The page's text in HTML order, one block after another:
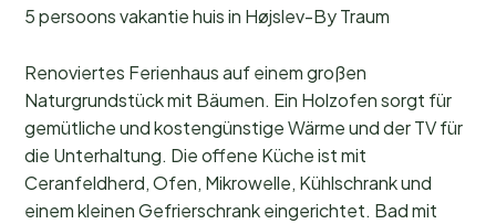
5 persoons vakantie huis in Højslev-By Traum
Renoviertes Ferienhaus auf einem großen
Naturgrundstück mit Bäumen. Ein Holzofen sorgt für
gemütliche und kostengünstige Wärme und der TV für
die Unterhaltung. Die offene Küche ist mit
Ceranfeldherd, Ofen, Mikrowelle, Kühlschrank und
einem kleinen Gefrierschrank eingerichtet. Bad mit